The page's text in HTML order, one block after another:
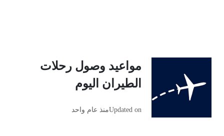
مواعيد وصول رحلات
الطيران اليوم
Updated onمنذ عام واحد